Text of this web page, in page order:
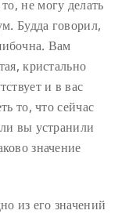
то, не могу делать
Будда говорил,
Вам
кристально
и в вас
то, что сейчас
вы устранили
значение
из его значений